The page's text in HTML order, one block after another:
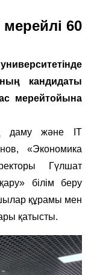
60
кандидаты
мерейтойына
даму және IT
«Экономика
Гүлшат
білім беру
құрамы мен
қатысты.